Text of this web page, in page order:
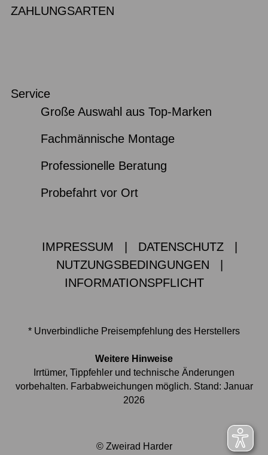
ZAHLUNGSARTEN
Service
Große Auswahl aus Top-Marken
Fachmännische Montage
Professionelle Beratung
Probefahrt vor Ort
IMPRESSUM DATENSCHUTZ
NUTZUNGSBEDINGUNGEN
INFORMATIONSPFLICHT
* Unverbindliche Preisempfehlung des Herstellers
Weitere Hinweise
Irrtümer, Tippfehler und technische Änderungen
vorbehalten. Farbabweichungen möglich. Stand: Januar
2026
© Zweirad Harder